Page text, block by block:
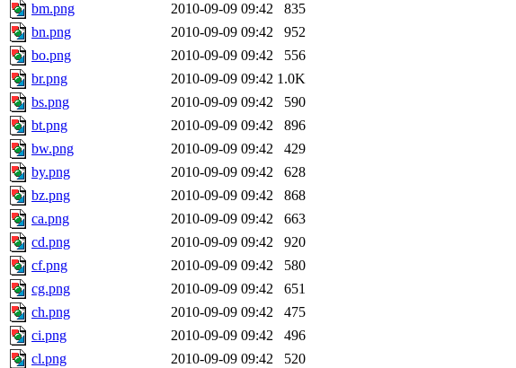
bm.png
2010-09-09 09:42
835
bn.png
2010-09-09 09:42
952
bo.png
2010-09-09 09:42
556
br.png
2010-09-09 09:42 1.0K
bs.png
2010-09-09 09:42
590
bt.png
2010-09-09 09:42
896
bw.png
2010-09-09 09:42
429
by.png
2010-09-09 09:42
628
bz.png
2010-09-09 09:42
868
ca.png
2010-09-09 09:42
663
cd.png
2010-09-09 09:42
920
cf.png
2010-09-09 09:42
580
cg.png
2010-09-09 09:42
651
ch.png
2010-09-09 09:42
475
ci.png
2010-09-09 09:42
496
cl.png
2010-09-09 09:42
520